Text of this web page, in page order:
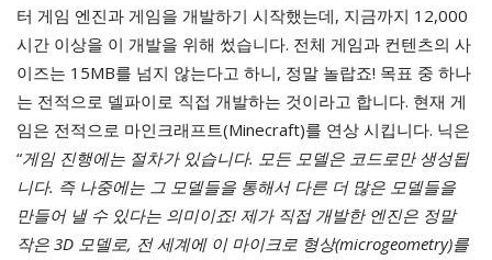
터 게임 엔진과 게임을 개발하기 시작했는데, 지금까지 12,000
시간 이상을 이 개발을 위해 썼습니다. 전체 게임과 컨텐츠의 사
이즈는 15MB를 넘지 않는다고 하니, 정말 놀랍죠! 목표 중 하나
는 전적으로 델파이로 직접 개발하는 것이라고 합니다. 현재 게
임은 전적으로 마인크래프트(Minecraft)를 연상 시킵니다. 닉은
“게임 진행에는 절차가 있습니다. 모든 모델은 코드로만 생성됩
니다. 즉 나중에는 그 모델들을 통해서 다른 더 많은 모델들을
만들어 낼 수 있다는 의미이죠! 제가 직접 개발한 엔진은 정말
작은 3D 모델로, 전 세계에 이 마이크로 형상(microgeometry)를